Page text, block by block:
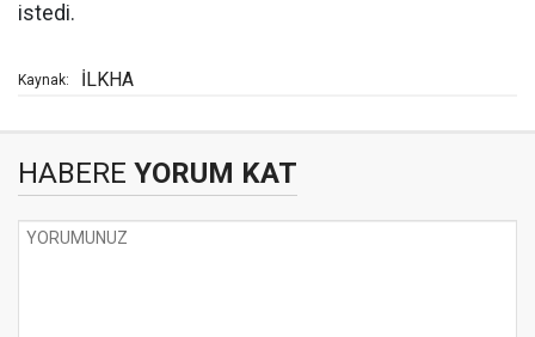
istedi.
Kaynak: İLKHA
HABERE YORUM KAT